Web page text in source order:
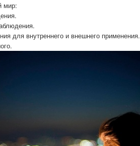
мир:
для внутреннего и внешнего применения.